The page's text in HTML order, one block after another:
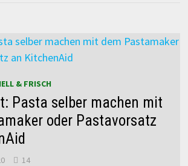
& FRISCH
Pasta selber machen mit
oder Pastavorsatz
14